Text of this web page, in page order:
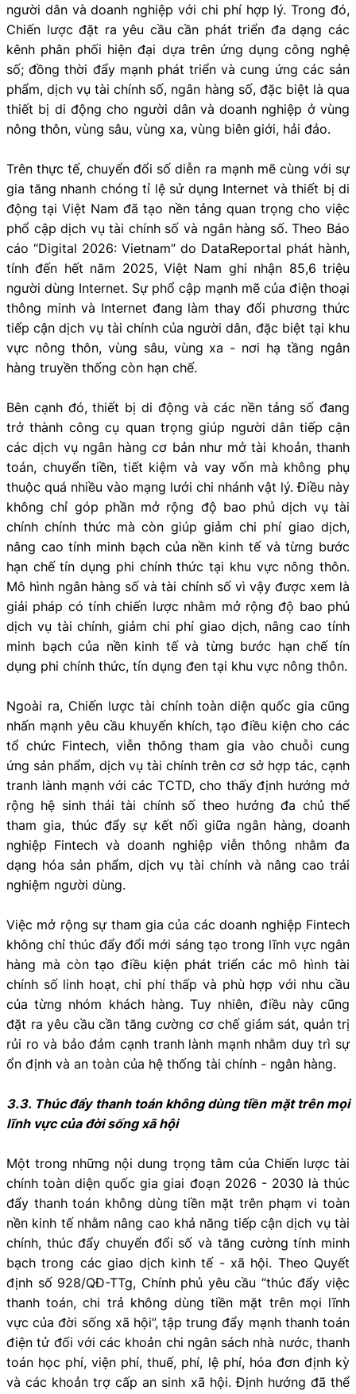
người dân và doanh nghiệp với chi phí hợp lý. Trong đó,
Chiến lược đặt ra yêu cầu cần phát triển đa dạng các
kênh phân phối hiện đại dựa trên ứng dụng công nghệ
số; đồng thời đẩy mạnh phát triển và cung ứng các sản
phẩm, dịch vụ tài chính số, ngân hàng số, đặc biệt là qua
thiết bị di động cho người dân và doanh nghiệp ở vùng
nông thôn, vùng sâu, vùng xa, vùng biên giới, hải đảo.
Trên thực tế, chuyển đổi số diễn ra mạnh mẽ cùng với sự
gia tăng nhanh chóng tỉ lệ sử dụng Internet và thiết bị di
động tại Việt Nam đã tạo nền tảng quan trọng cho việc
phổ cập dịch vụ tài chính số và ngân hàng số. Theo Báo
cáo “Digital 2026: Vietnam” do DataReportal phát hành,
tính đến hết năm 2025, Việt Nam ghi nhận 85,6 triệu
người dùng Internet. Sự phổ cập mạnh mẽ của điện thoại
thông minh và Internet đang làm thay đổi phương thức
tiếp cận dịch vụ tài chính của người dân, đặc biệt tại khu
vực nông thôn, vùng sâu, vùng xa - nơi hạ tầng ngân
hàng truyền thống còn hạn chế.
Bên cạnh đó, thiết bị di động và các nền tảng số đang
trở thành công cụ quan trọng giúp người dân tiếp cận
các dịch vụ ngân hàng cơ bản như mở tài khoản, thanh
toán, chuyển tiền, tiết kiệm và vay vốn mà không phụ
thuộc quá nhiều vào mạng lưới chi nhánh vật lý. Điều này
không chỉ góp phần mở rộng độ bao phủ dịch vụ tài
chính chính thức mà còn giúp giảm chi phí giao dịch,
nâng cao tính minh bạch của nền kinh tế và từng bước
hạn chế tín dụng phi chính thức tại khu vực nông thôn.
Mô hình ngân hàng số và tài chính số vì vậy được xem là
giải pháp có tính chiến lược nhằm mở rộng độ bao phủ
dịch vụ tài chính, giảm chi phí giao dịch, nâng cao tính
minh bạch của nền kinh tế và từng bước hạn chế tín
dụng phi chính thức, tín dụng đen tại khu vực nông thôn.
Ngoài ra, Chiến lược tài chính toàn diện quốc gia cũng
nhấn mạnh yêu cầu khuyến khích, tạo điều kiện cho các
tổ chức Fintech, viễn thông tham gia vào chuỗi cung
ứng sản phẩm, dịch vụ tài chính trên cơ sở hợp tác, cạnh
tranh lành mạnh với các TCTD, cho thấy định hướng mở
rộng hệ sinh thái tài chính số theo hướng đa chủ thể
tham gia, thúc đẩy sự kết nối giữa ngân hàng, doanh
nghiệp Fintech và doanh nghiệp viễn thông nhằm đa
dạng hóa sản phẩm, dịch vụ tài chính và nâng cao trải
nghiệm người dùng.
Việc mở rộng sự tham gia của các doanh nghiệp Fintech
không chỉ thúc đẩy đổi mới sáng tạo trong lĩnh vực ngân
hàng mà còn tạo điều kiện phát triển các mô hình tài
chính số linh hoạt, chi phí thấp và phù hợp với nhu cầu
của từng nhóm khách hàng. Tuy nhiên, điều này cũng
đặt ra yêu cầu cần tăng cường cơ chế giám sát, quản trị
rủi ro và bảo đảm cạnh tranh lành mạnh nhằm duy trì sự
ổn định và an toàn của hệ thống tài chính - ngân hàng.
3.3. Thúc đẩy thanh toán không dùng tiền mặt trên mọi
lĩnh vực của đời sống xã hội
Một trong những nội dung trọng tâm của Chiến lược tài
chính toàn diện quốc gia giai đoạn 2026 - 2030 là thúc
đẩy thanh toán không dùng tiền mặt trên phạm vi toàn
nền kinh tế nhằm nâng cao khả năng tiếp cận dịch vụ tài
chính, thúc đẩy chuyển đổi số và tăng cường tính minh
bạch trong các giao dịch kinh tế - xã hội. Theo Quyết
định số 928/QĐ-TTg, Chính phủ yêu cầu “thúc đẩy việc
thanh toán, chi trả không dùng tiền mặt trên mọi lĩnh
vực của đời sống xã hội”, tập trung đẩy mạnh thanh toán
điện tử đối với các khoản chi ngân sách nhà nước, thanh
toán học phí, viện phí, thuế, phí, lệ phí, hóa đơn định kỳ
và các khoản trợ cấp an sinh xã hội. Định hướng đã thể